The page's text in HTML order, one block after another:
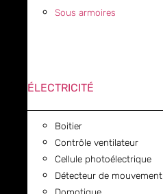
Sous armoires
ÉLECTRICITÉ
Boitier
Contrôle ventilateur
Cellule photoélectrique
Détecteur de mouvement
Domotique